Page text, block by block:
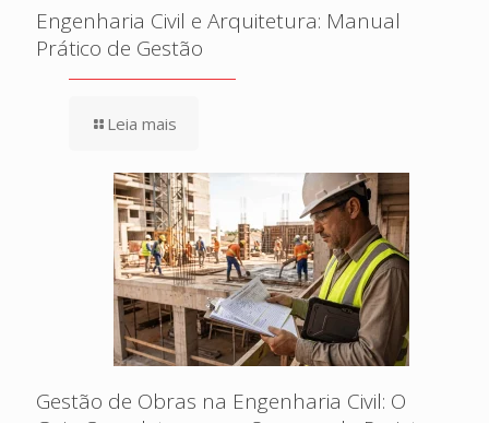
Engenharia Civil e Arquitetura: Manual
Prático de Gestão
Leia mais
Gestão de Obras na Engenharia Civil: O